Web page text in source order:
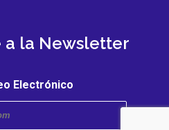
a la Newsletter
Electrónico